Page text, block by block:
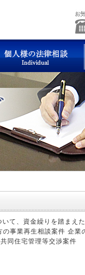
て、資金繰りを踏まえ
事業再生相談案件 企
同住宅管理等交渉案件